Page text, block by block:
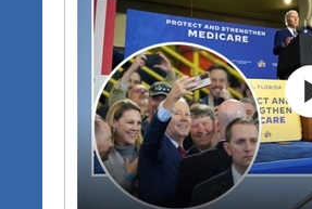
Causas contra Cristina Kirchner
Diputados rechazó los vetos de M...